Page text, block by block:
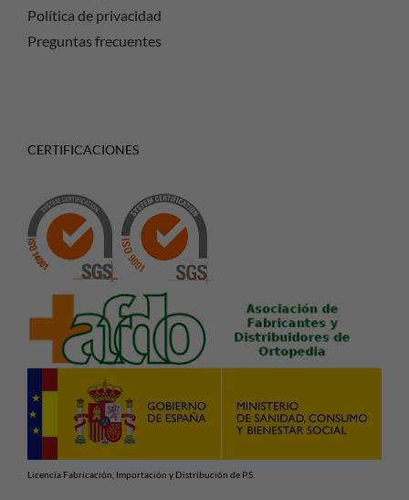
Política de privacidad
Preguntas frecuentes
CERTIFICACIONES
Licencia Fabricación, Importación y Distribución de P.S.